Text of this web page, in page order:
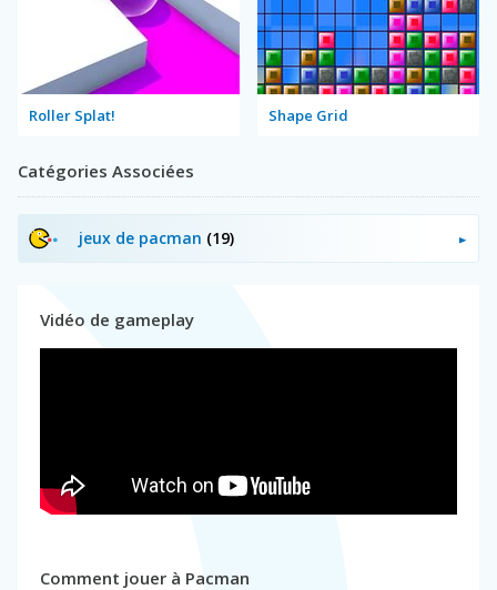
Roller Splat! Shape Grid
Catégories Associées
jeux de pacman (19)
Vidéo de gameplay
Comment jouer à Pacman